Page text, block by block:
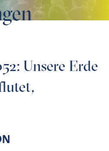
Unsere Erde